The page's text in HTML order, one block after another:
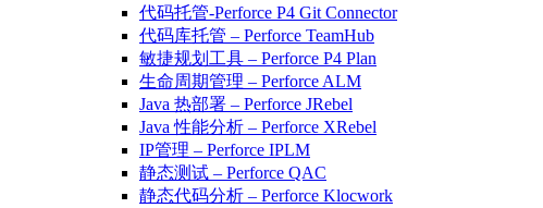
代码托管-Perforce P4 Git Connector
代码库托管 – Perforce TeamHub
敏捷规划工具 – Perforce P4 Plan
生命周期管理 – Perforce ALM
Java 热部署 – Perforce JRebel
Java 性能分析 – Perforce XRebel
IP管理 – Perforce IPLM
静态测试 – Perforce QAC
静态代码分析 – Perforce Klocwork